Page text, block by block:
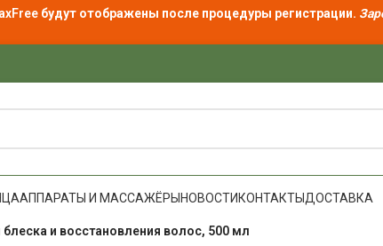
будут отображены после процедуры регистрации.
АППАРАТЫ И МАССАЖЁРЫНОВОСТИКОНТАКТЫДОСТАВКА
и восстановления волос, 500 мл